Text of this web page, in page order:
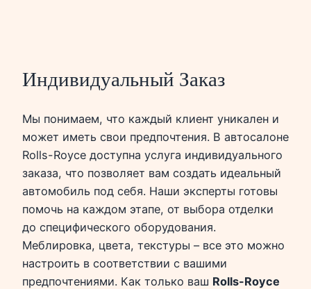
Индивидуальный Заказ
Мы понимаем, что каждый клиент уникален и
может иметь свои предпочтения. В автосалоне
Rolls-Royce доступна услуга индивидуального
заказа, что позволяет вам создать идеальный
автомобиль под себя. Наши эксперты готовы
помочь на каждом этапе, от выбора отделки
до специфического оборудования.
Меблировка, цвета, текстуры – все это можно
настроить в соответствии с вашими
предпочтениями. Как только ваш Rolls-Royce